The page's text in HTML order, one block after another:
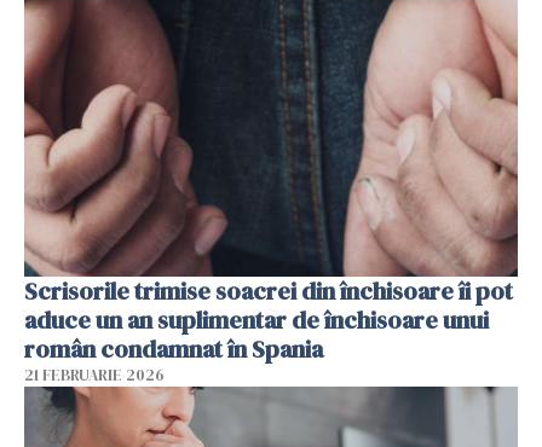
Scrisorile trimise soacrei din închisoare îi pot
aduce un an suplimentar de închisoare unui
român condamnat în Spania
21 FEBRUARIE 2026